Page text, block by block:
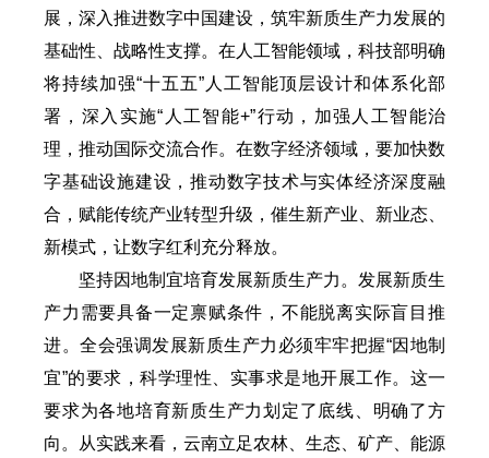
展，深入推进数字中国建设，筑牢新质生产力发展的
基础性、战略性支撑。在人工智能领域，科技部明确
将持续加强“十五五”人工智能顶层设计和体系化部
署，深入实施“人工智能+”行动，加强人工智能治
理，推动国际交流合作。在数字经济领域，要加快数
字基础设施建设，推动数字技术与实体经济深度融
合，赋能传统产业转型升级，催生新产业、新业态、
新模式，让数字红利充分释放。
坚持因地制宜培育发展新质生产力。发展新质生
产力需要具备一定禀赋条件，不能脱离实际盲目推
进。全会强调发展新质生产力必须牢牢把握“因地制
宜”的要求，科学理性、实事求是地开展工作。这一
要求为各地培育新质生产力划定了底线、明确了方
向。从实践来看，云南立足农林、生态、矿产、能源